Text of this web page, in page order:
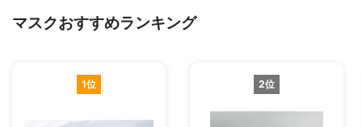
マスクおすすめランキング
1位 2位